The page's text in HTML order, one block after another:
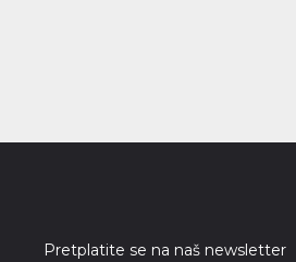
Pretplatite se na naš newsletter